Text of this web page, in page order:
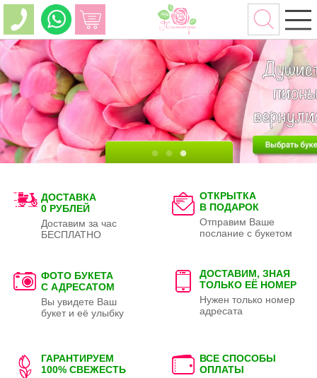
ДОСТАВКА
0 РУБЛЕЙ
Доставим за час
БЕСПЛАТНО
ОТКРЫТКА
В ПОДАРОК
Отправим Ваше
послание с букетом
ФОТО БУКЕТА
С АДРЕСАТОМ
Вы увидете Ваш
букет и её улыбку
ДОСТАВИМ, ЗНАЯ
ТОЛЬКО ЕЁ НОМЕР
Нужен только номер
адресата
ГАРАНТИРУЕМ
100% СВЕЖЕСТЬ
ВСЕ СПОСОБЫ
ОПЛАТЫ